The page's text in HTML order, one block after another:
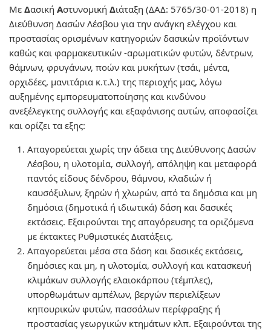
Με Δασική Αστυνομική Διάταξη (ΔΑΔ: 5765/30-01-2018) η
Διεύθυνση Δασών Λέσβου για την ανάγκη ελέγχου και
προστασίας ορισμένων κατηγοριών δασικών προϊόντων
καθώς και φαρμακευτικών -αρωματικών φυτών, δέντρων,
θάμνων, φρυγάνων, ποών και μυκήτων (τσάι, μέντα,
ορχιδέες, μανιτάρια κ.τ.λ.) της περιοχής μας, λόγω
αυξημένης εμπορευματοποίησης και κινδύνου
ανεξέλεγκτης συλλογής και εξαφάνισης αυτών, αποφασίζει
και ορίζει τα εξης:
Απαγορεύεται χωρίς την άδεια της Διεύθυνσης Δασών
Λέσβου, η υλοτομία, συλλογή, απόληψη και μεταφορά
παντός είδους δένδρου, θάμνου, κλαδιών ή
καυσόξυλων, ξηρών ή χλωρών, από τα δημόσια και μη
δημόσια (δημοτικά ή ιδιωτικά) δάση και δασικές
εκτάσεις. Εξαιρούνται της απαγόρευσης τα οριζόμενα
µε έκτακτες Ρυθμιστικές Διατάξεις.
Απαγορεύεται μέσα στα δάση και δασικές εκτάσεις,
δημόσιες και µη, η υλοτομία, συλλογή και κατασκευή
κλιμάκων συλλογής ελαιοκάρπου (τέμπλες),
υπορθωμάτων αμπέλων, βεργών περιελίξεων
κηπουρικών φυτών, πασσάλων περίφραξης ή
προστασίας γεωργικών κτημάτων κλπ. Εξαιρούνται της